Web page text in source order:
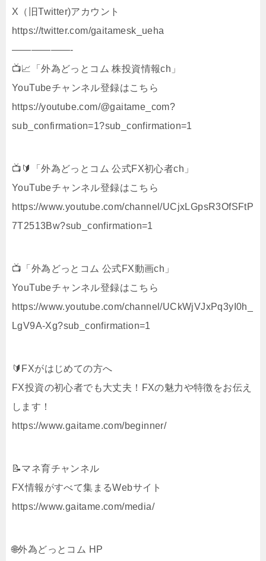
X（旧Twitter)アカウント
https://twitter.com/gaitamesk_ueha
——————-
📺📈「外為どっとコム 株投資情報ch」
YouTubeチャンネル登録はこちら
https://youtube.com/@gaitame_com?
sub_confirmation=1?sub_confirmation=1
📺🔰「外為どっとコム 公式FX初心者ch」
YouTubeチャンネル登録はこちら
https://www.youtube.com/channel/UCjxLGpsR3OfSFtP
7T2513Bw?sub_confirmation=1
📺「外為どっとコム 公式FX動画ch」
YouTubeチャンネル登録はこちら
https://www.youtube.com/channel/UCkWjVJxPq3yI0h_
LgV9A-Xg?sub_confirmation=1
🔰FXがはじめての方へ
FX投資の初心者でも大丈夫！FXの魅力や特徴をお伝え
します！
https://www.gaitame.com/beginner/
📝マネ育チャンネル
FX情報がすべて集まるWebサイト
https://www.gaitame.com/media/
🌐外為どっとコム HP